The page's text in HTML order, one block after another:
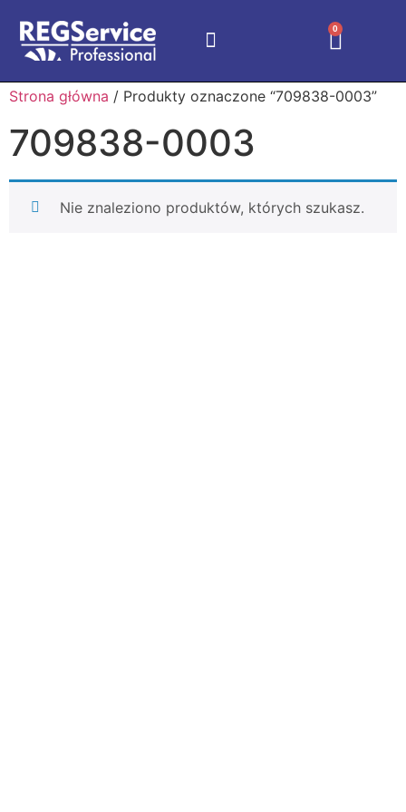
0
Strona główna / Produkty oznaczone “709838-0003”
709838-0003
Nie znaleziono produktów, których szukasz.